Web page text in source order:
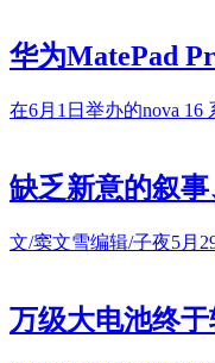
华为MatePad
在6月1日举办的nova 16
缺乏新意的叙
文/窦文雪编辑/子夜5月
万级大电池终